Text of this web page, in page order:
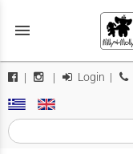
menu
| | Login |